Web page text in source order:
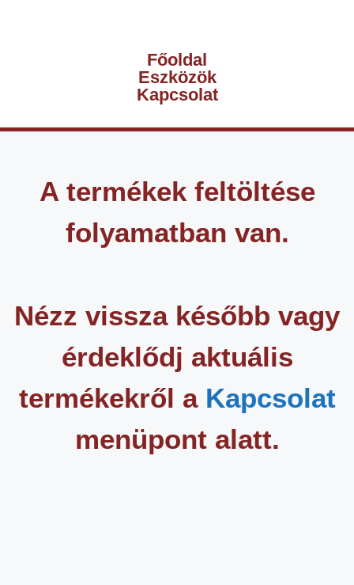
Főoldal
Eszközök
Kapcsolat
A termékek feltöltése
folyamatban van.
Nézz vissza később vagy
érdeklődj aktuális
termékekről a Kapcsolat
menüpont alatt.